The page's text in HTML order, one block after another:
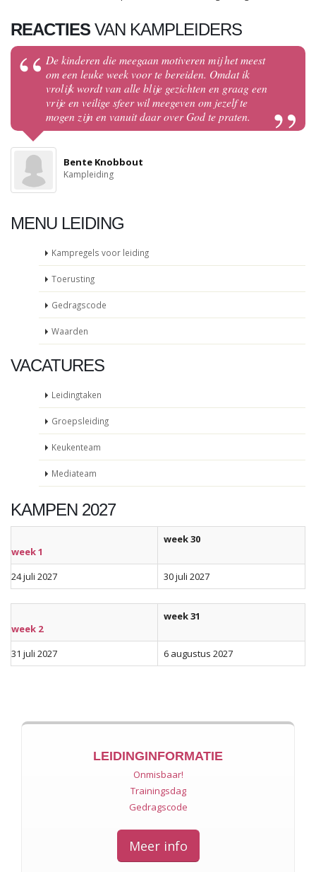
REACTIES VAN KAMPLEIDERS
De kinderen die meegaan motiveren mij het meest
om een leuke week voor te bereiden. Omdat ik
vrolijk wordt van alle blije gezichten en graag een
vrije en veilige sfeer wil meegeven om jezelf te
mogen zijn en vanuit daar over God te praten.
Bente Knobbout
Kampleiding
MENU LEIDING
Kampregels voor leiding
Toerusting
Gedragscode
Waarden
VACATURES
Leidingtaken
Groepsleiding
Keukenteam
Mediateam
KAMPEN 2027
week 1
week 30
24 juli 2027 30 juli 2027
week 2
week 31
31 juli 2027 6 augustus 2027
LEIDINGINFORMATIE
Onmisbaar!
Trainingsdag
Gedragscode
Meer info